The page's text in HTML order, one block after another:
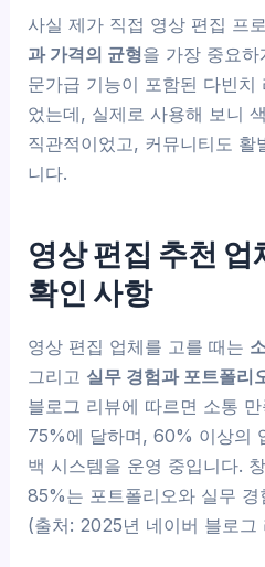
사실 제가 직접 영상 편집 프
과 가격의 균형을 가장 중요
문가급 기능이 포함된 다빈치
었는데, 실제로 사용해 보니
직관적이었고, 커뮤니티도 활
니다.
영상 편집 추천 업
확인 사항
영상 편집 업체를 고를 때는
그리고 실무 경험과 포트폴리
블로그 리뷰에 따르면 소통
75%에 달하며, 60% 이상의
백 시스템을 운영 중입니다.
85%는 포트폴리오와 실무
(출처: 2025년 네이버 블로그